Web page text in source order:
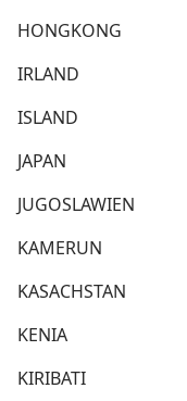
HONGKONG
IRLAND
ISLAND
JAPAN
JUGOSLAWIEN
KAMERUN
KASACHSTAN
KENIA
KIRIBATI